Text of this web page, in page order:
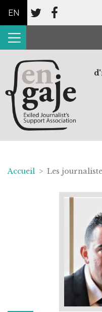
EN
Accueil > Les